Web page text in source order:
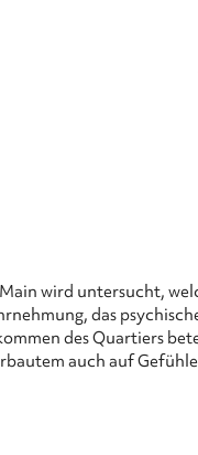
wird untersucht,
das
des Quartiers
auch auf Gefühle